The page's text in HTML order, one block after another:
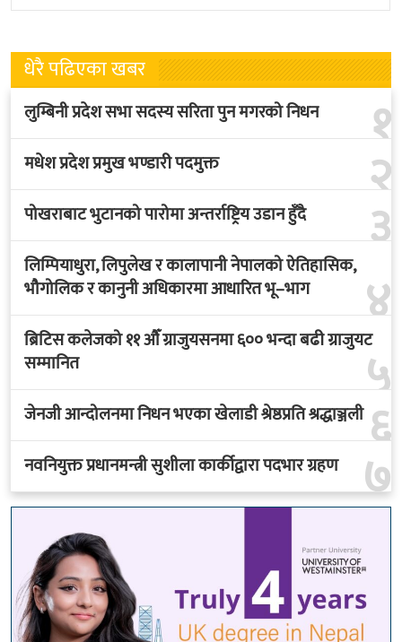
नवनियुक्त
लागेको हो
धेरै पढिएका खबर
१
लुम्बिनी प्रदेश सभा सदस्य सरिता पुन मगरको निधन
२
मधेश प्रदेश प्रमुख भण्डारी पदमुक्त
३
पोखराबाट भुटानको पारोमा अन्तर्राष्ट्रिय उडान हुँदै
४
लिम्पियाधुरा, लिपुलेख र कालापानी नेपालको ऐतिहासिक,
भौगोलिक र कानुनी अधिकारमा आधारित भू–भाग
५
ब्रिटिस कलेजको ११ औँ ग्राजुयसनमा ६०० भन्दा बढी ग्राजुयट
सम्मानित
६
जेनजी आन्दोलनमा निधन भएका खेलाडी श्रेष्ठप्रति श्रद्धाञ्जली
७
नवनियुक्त प्रधानमन्त्री सुशीला कार्कीद्वारा पदभार ग्रहण